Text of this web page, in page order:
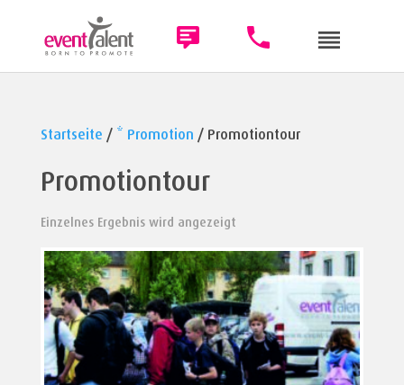
Startseite / * Promotion / Promotiontour
Promotiontour
Einzelnes Ergebnis wird angezeigt